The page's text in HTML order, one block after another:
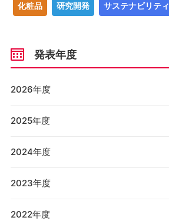
化粧品 研究開発 サステナビリティ
発表年度
2026年度
2025年度
2024年度
2023年度
2022年度